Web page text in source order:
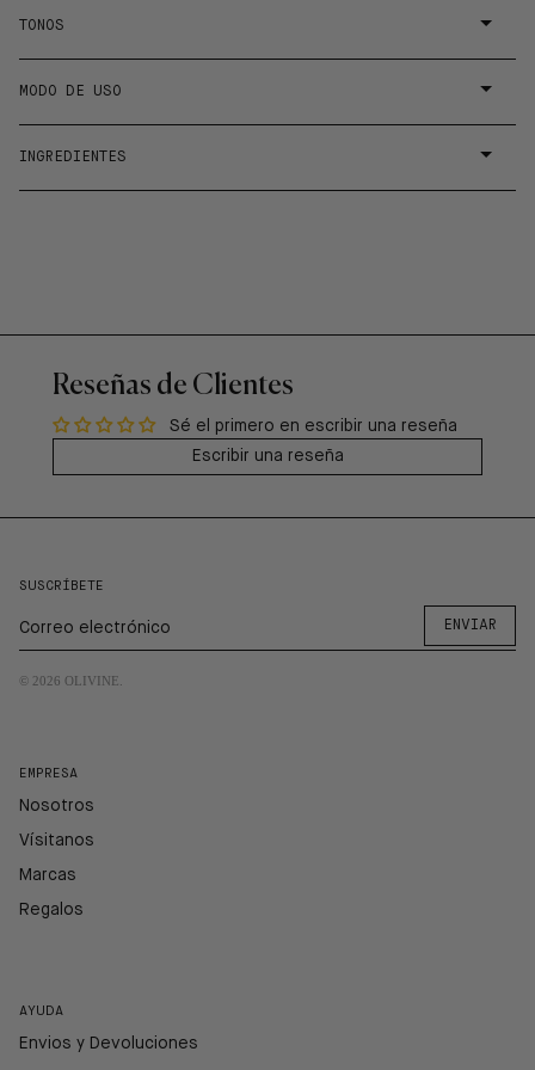
TONOS
MODO DE USO
INGREDIENTES
Reseñas de Clientes
Sé el primero en escribir una reseña
Escribir una reseña
SUSCRÍBETE
ENVIAR
© 2026 OLIVINE
EMPRESA
Nosotros
Vísitanos
Marcas
Regalos
AYUDA
Envios y Devoluciones